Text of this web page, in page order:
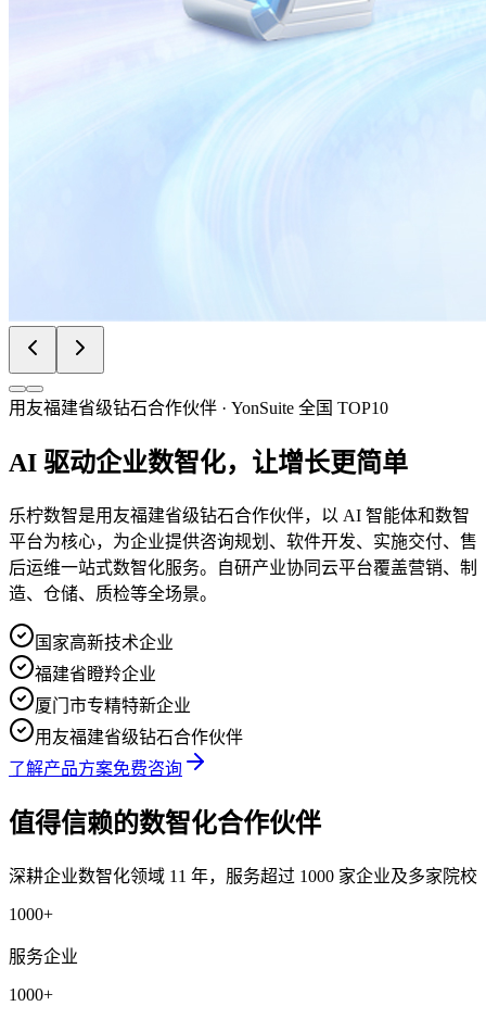
用友福建省级钻石合作伙伴 · YonSuite 全国 TOP10
AI 驱动企业数智化，让增长更简单
乐柠数智是用友福建省级钻石合作伙伴，以 AI 智能体和数智
平台为核心，为企业提供咨询规划、软件开发、实施交付、售
后运维一站式数智化服务。自研产业协同云平台覆盖营销、制
造、仓储、质检等全场景。
国家高新技术企业
福建省瞪羚企业
厦门市专精特新企业
用友福建省级钻石合作伙伴
了解产品方案免费咨询
值得信赖的数智化合作伙伴
深耕企业数智化领域 11 年，服务超过 1000 家企业及多家院校
1000+
服务企业
1000+